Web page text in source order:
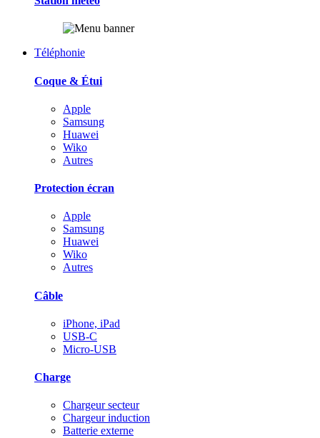
Téléphonie
Coque & Étui
Apple
Samsung
Huawei
Wiko
Autres
Protection écran
Apple
Samsung
Huawei
Wiko
Autres
Câble
iPhone, iPad
USB-C
Micro-USB
Charge
Chargeur secteur
Chargeur induction
Batterie externe